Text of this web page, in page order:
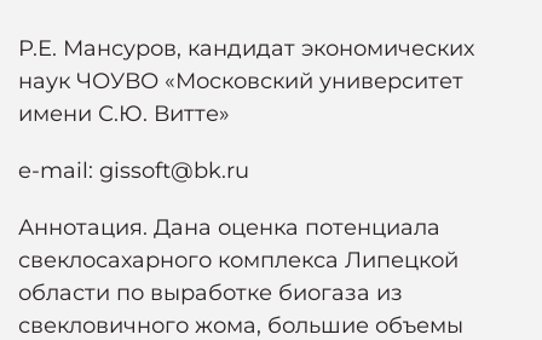
Р.Е. Мансуров, кандидат экономических
наук ЧОУВО «Московский университет
имени С.Ю. Витте»
e-mail: gissoft@bk.ru
Аннотация. Дана оценка потенциала
свеклосахарного комплекса Липецкой
области по выработке биогаза из
свекловичного жома, большие объемы